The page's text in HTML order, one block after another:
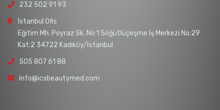
232 502 91 93
İstanbul Ofis
Eğitim Mh. Poyraz Sk. No:1 Söğütlüçeşme İş Merkezi No:29
Kat:2 34722 Kadıköy/İstanbul
505 807 61 88
info@icsbeautymed.com